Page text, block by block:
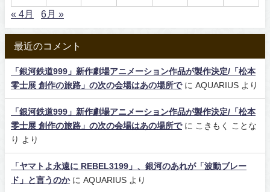
« 4月
6月 »
最近のコメント
「銀河鉄道999」新作劇場アニメーション作品が製作決定/「松本
零士展 創作の旅路」の次の会場はあの場所でに AQUARIUS より
「銀河鉄道999」新作劇場アニメーション作品が製作決定/「松本
零士展 創作の旅路」の次の会場はあの場所でに こきもく ことな
り
より
「ヤマトよ永遠に REBEL3199」、銀河のあれが「波動ブレー
ド」と言うのかに AQUARIUS より